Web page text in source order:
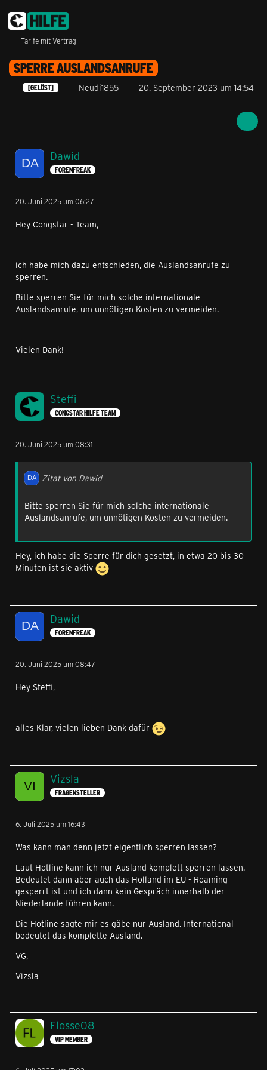
Tarife mit Vertrag
SPERRE AUSLANDSANRUFE
[GELÖST] Neudi1855 20. September 2023 um 14:54
Dawid
FORENFREAK
20. Juni 2025 um 06:27
Hey Congstar - Team,
ich habe mich dazu entschieden, die Auslandsanrufe zu
sperren.
Bitte sperren Sie für mich solche internationale
Auslandsanrufe, um unnötigen Kosten zu vermeiden.
Vielen Dank!
Steffi
CONGSTAR HILFE TEAM
20. Juni 2025 um 08:31
Zitat von Dawid
Bitte sperren Sie für mich solche internationale
Auslandsanrufe, um unnötigen Kosten zu vermeiden.
Hey, ich habe die Sperre für dich gesetzt, in etwa 20 bis 30
Minuten ist sie aktiv
Dawid
FORENFREAK
20. Juni 2025 um 08:47
Hey Steffi,
alles Klar, vielen lieben Dank dafür
Vizsla
FRAGENSTELLER
6. Juli 2025 um 16:43
Was kann man denn jetzt eigentlich sperren lassen?
Laut Hotline kann ich nur Ausland komplett sperren lassen.
Bedeutet dann aber auch das Holland im EU - Roaming
gesperrt ist und ich dann kein Gespräch innerhalb der
Niederlande führen kann.
Die Hotline sagte mir es gäbe nur Ausland. International
bedeutet das komplette Ausland.
VG,
Vizsla
Flosse08
VIP MEMBER